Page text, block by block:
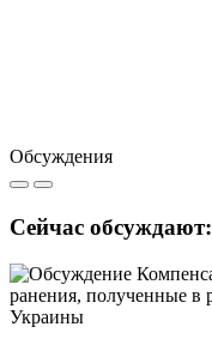
Обсуждения
Сейчас обсуждают: